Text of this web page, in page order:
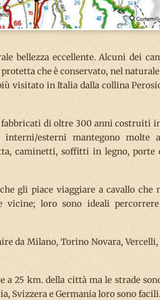
bellezza eccellente. Alcuni dei
che è conservato, nel
visitato in Italia dalla collina
di oltre 300 anni costruiti
esterni mantegono molte
caminetti, soffitti in legno,
gli piace viaggiare a cavallo che
vicine; loro sono ideali
da Milano, Torino Novara, Vercelli,
25 km. della città ma le strade
Svizzera e Germania loro sono